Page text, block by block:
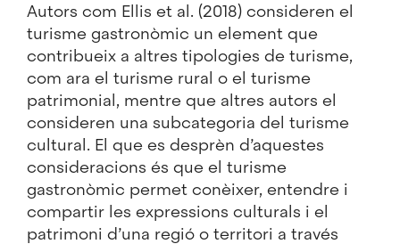
Autors com Ellis et al. (2018) consideren el
turisme gastronòmic un element que
contribueix a altres tipologies de turisme,
com ara el turisme rural o el turisme
patrimonial, mentre que altres autors el
consideren una subcategoria del turisme
cultural. El que es desprèn d’aquestes
consideracions és que el turisme
gastronòmic permet conèixer, entendre i
compartir les expressions culturals i el
patrimoni d’una regió o territori a través